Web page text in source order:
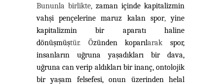
Bununla birlikte, zaman içinde kapitalizmin
vahşi pençelerine maruz kalan spor,yine
kapitalizmin bir aparatı haline
dönüşmüştür. Özünden koparılarakspor,
insanların uğruna yaşadıkları bir dava,
uğruna can verip aldıkları bir inanç, ontolojik
bir yaşam felsefesi, onun üzerinden helal